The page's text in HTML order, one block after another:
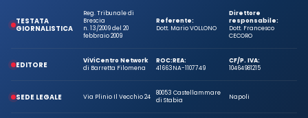
TESTATA
GIORNALISTICA
Reg. Tribunale di
Brescia
n. 13/2009 del 20
febbraio 2009
Referente:
Dott. Mario VOLLONO
Direttore
responsabile:
Dott. Francesco
CECORO
EDITORE
ViViCentro Network
di Barretta Filomena
ROC:
41663
REA:
NA-1107749
CF/P. IVA:
10464981215
SEDE LEGALE Via Plinio Il Vecchio 24
80053 Castellammare
di Stabia
Napoli